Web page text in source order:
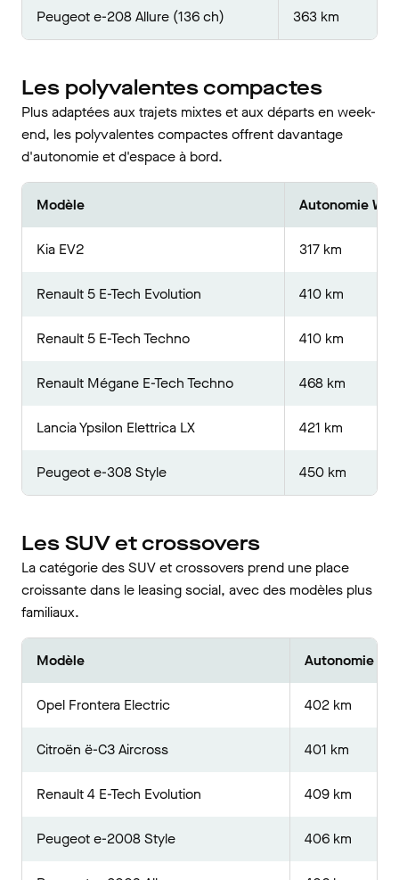
Peugeot e-208 Allure (136 ch) 363 km
Les polyvalentes compactes
Plus adaptées aux trajets mixtes et aux départs en week-
end, les polyvalentes compactes offrent davantage
d'autonomie et d'espace à bord.
Modèle Autonomie
Kia EV2 317 km
Renault 5 E-Tech Evolution 410 km
Renault 5 E-Tech Techno 410 km
Renault Mégane E-Tech Techno 468 km
Lancia Ypsilon Elettrica LX 421 km
Peugeot e-308 Style 450 km
Les SUV et crossovers
La catégorie des SUV et crossovers prend une place
croissante dans le leasing social, avec des modèles plus
familiaux.
Modèle Autonomie
Opel Frontera Electric 402 km
Citroën ë-C3 Aircross 401 km
Renault 4 E-Tech Evolution 409 km
Peugeot e-2008 Style 406 km